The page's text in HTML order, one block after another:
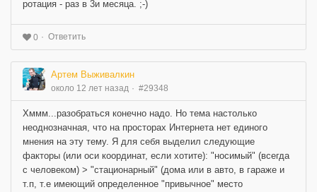
ротация - раз в 3и месяца. ;-)
0 Ответить
Артем Выживалкин
около 12 лет назад #29348
Хммм...разобраться конечно надо. Но тема настолько
неоднозначная, что на просторах Интернета нет единого
мнения на эту тему. Я для себя выделил следующие
факторы (или оси координат, если хотите): "носимый" (всегда
с человеком) > "стационарный" (дома или в авто, в гараже и
т.п, т.е имеющий определенное "привычное" место